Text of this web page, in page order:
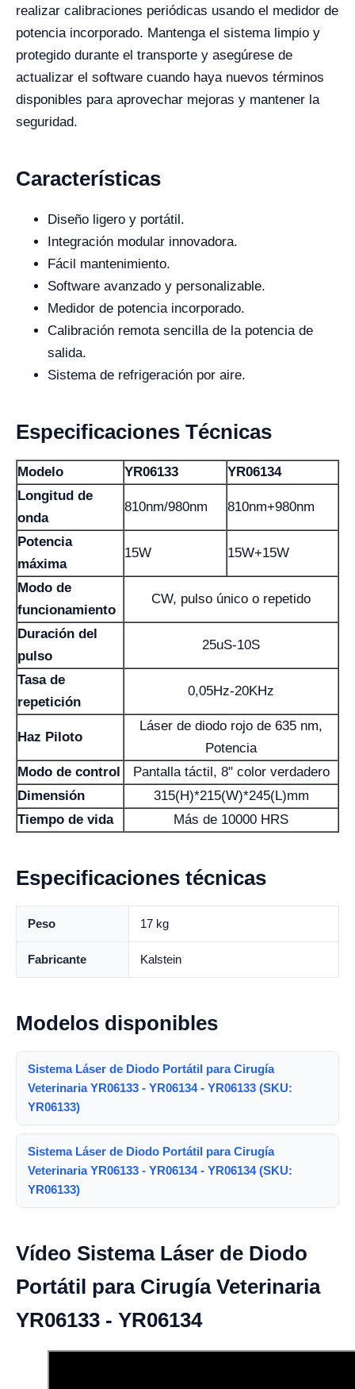
realizar calibraciones periódicas usando el medidor de
potencia incorporado. Mantenga el sistema limpio y
protegido durante el transporte y asegúrese de
actualizar el software cuando haya nuevos términos
disponibles para aprovechar mejoras y mantener la
seguridad.
Características
Diseño ligero y portátil.
Integración modular innovadora.
Fácil mantenimiento.
Software avanzado y personalizable.
Medidor de potencia incorporado.
Calibración remota sencilla de la potencia de
salida.
Sistema de refrigeración por aire.
Especificaciones Técnicas
Modelo YR06133
YR06134
Longitud de
onda
810nm/980nm 810nm+980nm
Potencia
máxima
15W 15W+15W
Modo de
funcionamiento
CW, pulso único o repetido
Duración del
pulso
25uS-10S
Tasa de
repetición
0,05Hz-20KHz
Haz Piloto
Láser de diodo rojo de 635 nm,
Potencia
Modo de control
Pantalla táctil, 8" color verdadero
Dimensión
315(H)*215(W)*245(L)mm
Tiempo de vida
Más de 10000 HRS
Especificaciones técnicas
Peso 17 kg
Fabricante Kalstein
Modelos disponibles
Sistema Láser de Diodo Portátil para Cirugía
Veterinaria YR06133 - YR06134 - YR06133 (SKU:
YR06133)
Sistema Láser de Diodo Portátil para Cirugía
Veterinaria YR06133 - YR06134 - YR06134 (SKU:
YR06133)
Vídeo Sistema Láser de Diodo
Portátil para Cirugía Veterinaria
YR06133 - YR06134